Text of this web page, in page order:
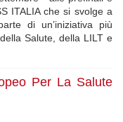
ITALIA che si svolge a
di un’iniziativa più
Salute, della LILT e
Per La Salute